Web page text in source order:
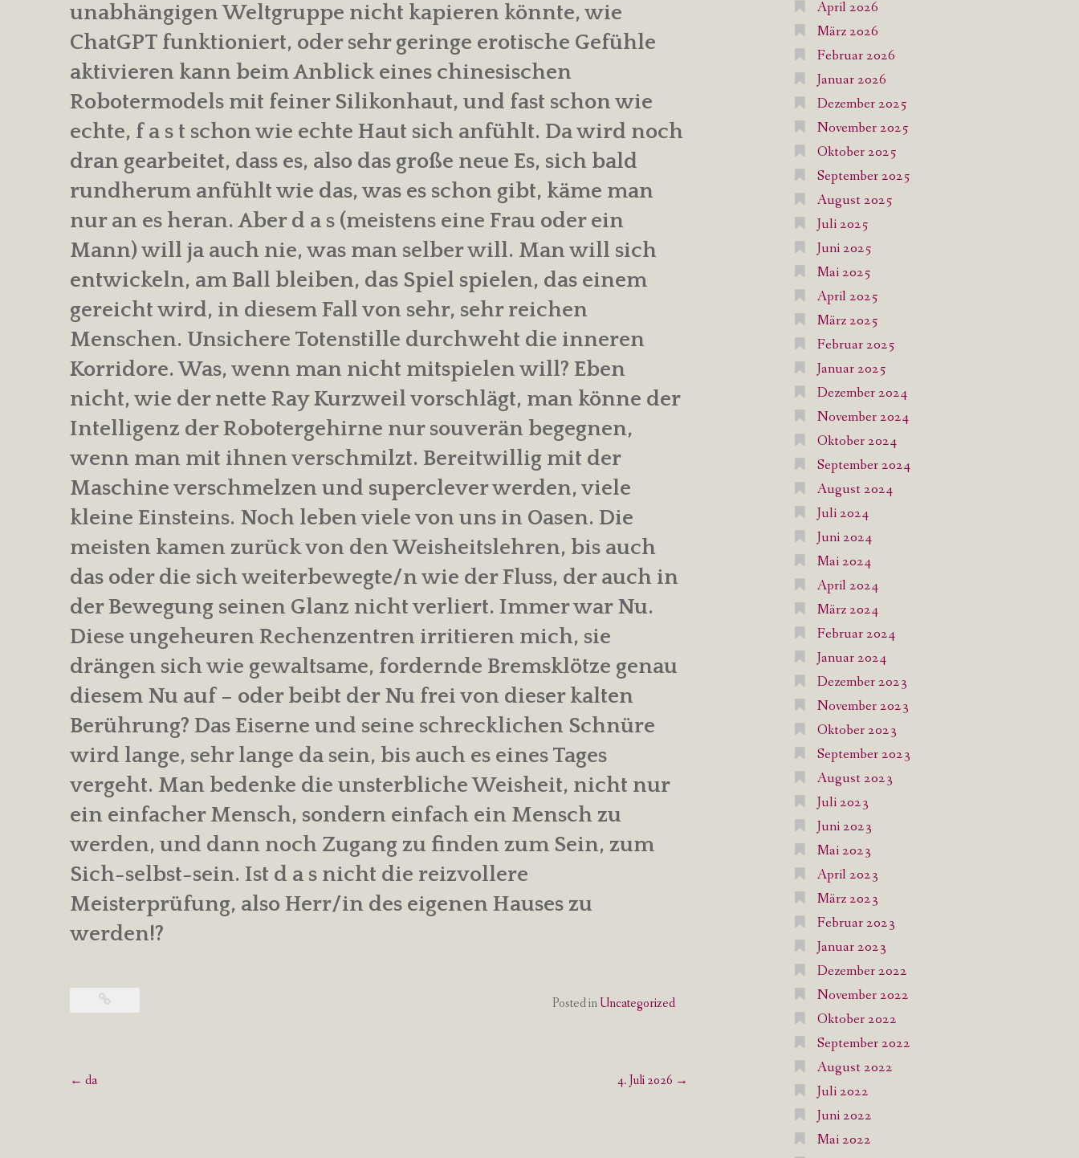
unabhängigen Weltgruppe nicht kapieren könnte, wie
ChatGPT funktioniert, oder sehr geringe erotische Gefühle
aktivieren kann beim Anblick eines chinesischen
Robotermodels mit feiner Silikonhaut, und fast schon wie
echte, f a s t schon wie echte Haut sich anfühlt. Da wird noch
dran gearbeitet, dass es, also das große neue Es, sich bald
rundherum anfühlt wie das, was es schon gibt, käme man
nur an es heran. Aber d a s (meistens eine Frau oder ein
Mann) will ja auch nie, was man selber will. Man will sich
entwickeln, am Ball bleiben, das Spiel spielen, das einem
gereicht wird, in diesem Fall von sehr, sehr reichen
Menschen. Unsichere Totenstille durchweht die inneren
Korridore. Was, wenn man nicht mitspielen will? Eben
nicht, wie der nette Ray Kurzweil vorschlägt, man könne der
Intelligenz der Robotergehirne nur souverän begegnen,
wenn man mit ihnen verschmilzt. Bereitwillig mit der
Maschine verschmelzen und superclever werden, viele
kleine Einsteins. Noch leben viele von uns in Oasen. Die
meisten kamen zurück von den Weisheitslehren, bis auch
das oder die sich weiterbewegte/n wie der Fluss, der auch in
der Bewegung seinen Glanz nicht verliert. Immer war Nu.
Diese ungeheuren Rechenzentren irritieren mich, sie
drängen sich wie gewaltsame, fordernde Bremsklötze genau
diesem Nu auf – oder beibt der Nu frei von dieser kalten
Berührung? Das Eiserne und seine schrecklichen Schnüre
wird lange, sehr lange da sein, bis auch es eines Tages
vergeht. Man bedenke die unsterbliche Weisheit, nicht nur
ein einfacher Mensch, sondern einfach ein Mensch zu
werden, und dann noch Zugang zu finden zum Sein, zum
Sich-selbst-sein. Ist d a s nicht die reizvollere
Meisterprüfung, also Herr/in des eigenen Hauses zu
werden!?
Posted inUncategorized
Post
← da 4. Juli 2026 →
April 2026
März 2026
Februar 2026
Januar 2026
Dezember 2025
November 2025
Oktober 2025
September 2025
August 2025
Juli 2025
Juni 2025
Mai 2025
April 2025
März 2025
Februar 2025
Januar 2025
Dezember 2024
November 2024
Oktober 2024
September 2024
August 2024
Juli 2024
Juni 2024
Mai 2024
April 2024
März 2024
Februar 2024
Januar 2024
Dezember 2023
November 2023
Oktober 2023
September 2023
August 2023
Juli 2023
Juni 2023
Mai 2023
April 2023
März 2023
Februar 2023
Januar 2023
Dezember 2022
November 2022
Oktober 2022
September 2022
August 2022
Juli 2022
Juni 2022
Mai 2022